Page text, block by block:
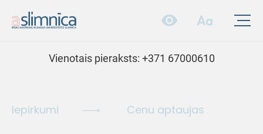
Vienotais pieraksts: +371 67000610
Iepirkumi Cenu aptaujas